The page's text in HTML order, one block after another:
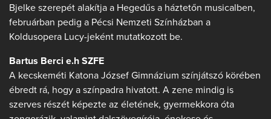
Bjelke szerepét alakítja a Hegedűs a háztetőn musicalben,
februárban pedig a Pécsi Nemzeti Színházban a
Koldusopera Lucy-jeként mutatkozott be.
Bartus Berci e.h SZFE
A kecskeméti Katona József Gimnázium színjátszó körében
ébredt rá, hogy a színpadra hivatott. A zene mindig is
szerves részét képezte az életének, gyermekkora óta